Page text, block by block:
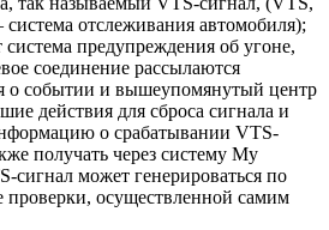
отслеживания автомобиля);
система предупреждения об угоне,
соединение рассылаются
о событии и вышеупомянутый центр
действия для сброса сигнала и
о срабатывании VTS-
получать через систему My
сигнал может генерироваться по
проверки, осуществленной самим